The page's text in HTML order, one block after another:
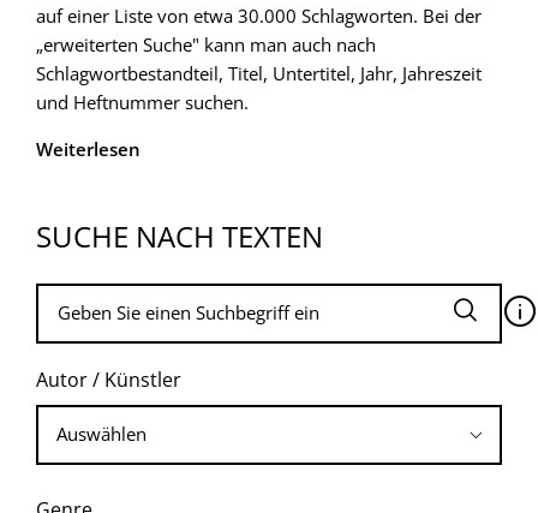
auf einer Liste von etwa 30.000 Schlagworten. Bei der
„erweiterten Suche" kann man auch nach
Schlagwortbestandteil, Titel, Untertitel, Jahr, Jahreszeit
und Heftnummer suchen.
Weiterlesen
SUCHE NACH TEXTEN
🛈
Autor / Künstler